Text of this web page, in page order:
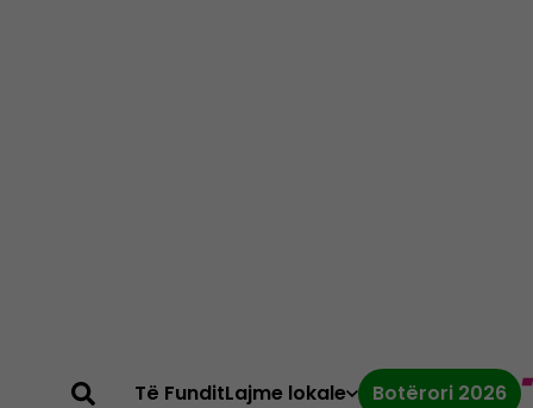
Të FunditLajme lokale Botërori 2026